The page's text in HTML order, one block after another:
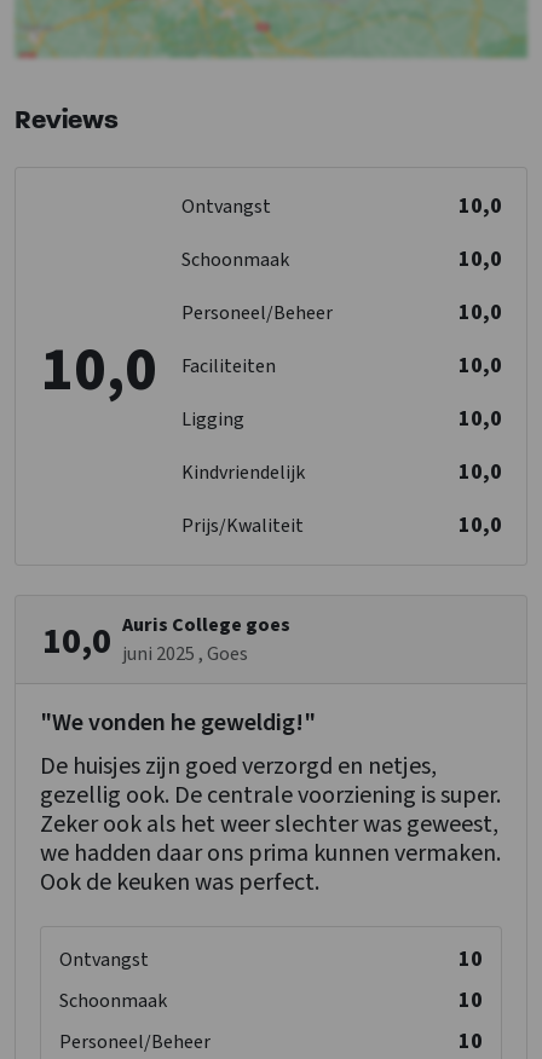
Huisdieren niet toegestaan
Slaapkamer met eigen sanitair
Luxe accommodatie
Afstanden tot
: <10km
Stad- dorpscentrum: <5km
Treinstation: <25km
Golfbaan: <25km
Vriezer
Magnetron
Slaapkamer
Kussens
Dekbedden
Bedden: 97
Slaapkamers: 37
Limburg
Plaats
Reviews
10,0
Ontvangst 10,0
Schoonmaak 10,0
Personeel/Beheer 10,0
Faciliteiten 10,0
Ligging 10,0
Kindvriendelijk 10,0
Prijs/Kwaliteit 10,0
10,0 Auris College goes
juni 2025, Goes
"We vonden he geweldig!"
De huisjes zijn goed verzorgd en netjes,
gezellig ook. De centrale voorziening is super.
Zeker ook als het weer slechter was geweest,
we hadden daar ons prima kunnen vermaken.
Ook de keuken was perfect.
Ontvangst 10
Schoonmaak 10
Personeel/Beheer 10